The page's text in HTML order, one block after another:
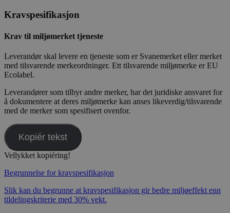
Kravspesifikasjon
Krav til miljømerket tjeneste
Leverandør skal levere en tjeneste som er Svanemerket eller merket
med tilsvarende merkeordninger. Ett tilsvarende miljømerke er EU
Ecolabel.
Leverandører som tilbyr andre merker, har det juridiske ansvaret for
å dokumentere at deres miljømerke kan anses likeverdig/tilsvarende
med de merker som spesifisert ovenfor.
Kopiér tekst
Vellykket kopiéring!
Begrunnelse for kravspesifikasjon
Slik kan du begrunne at kravspesifikasjon gir bedre miljøeffekt enn
tildelingskriterie med 30% vekt.